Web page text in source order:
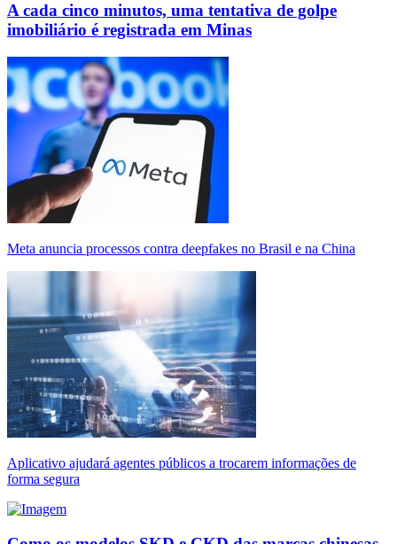
A cada cinco minutos, uma tentativa de golpe
imobiliário é registrada em Minas
Meta anuncia processos contra deepfakes no Brasil e na China
Aplicativo ajudará agentes públicos a trocarem informações de
forma segura